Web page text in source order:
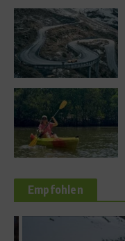
Empfohlen